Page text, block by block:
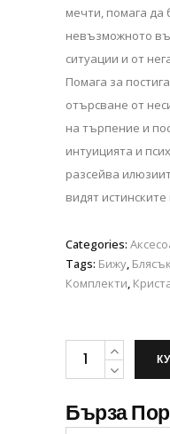
мечти, помага да
невъзможното
ситуации и от
Помага за
отърсване от
на търпение и
интуицията и
разсейва
видят
Categories:
Tags: Бижу, Блясък
Комплекти,
Бърза